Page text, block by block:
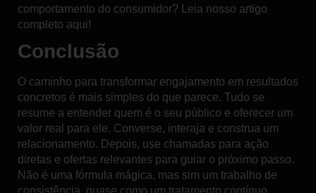
comportamento do consumidor?
Leia nosso artigo
completo aqui!
Conclusão
O caminho para transformar engajamento em resultados
concretos é mais simples do que parece. Tudo se
resume a entender quem é o seu público e oferecer um
valor real para ele. Converse, interaja e construa um
relacionamento. Depois, use chamadas para ação
diretas e ofertas relevantes para guiar o próximo passo.
Não é uma fórmula mágica, mas sim um trabalho de
consistência, quase como um tratamento contínuo.